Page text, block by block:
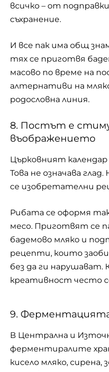
всичко – от
съхранение.
И все пак има общ
тях се приготвя
масово по време на
алтернативи на
родословна линия.
8. Постът е
въображението
Църковният календар
Това не означава
се изобретателни
Рибата се оформя
месо. Приготвят се
бадемово мляко и
рецепти, които
без да ги нарушават.
креативност често
9. Ферментацията
В Централна и
ферментиралите
кисело мляко, сирена,